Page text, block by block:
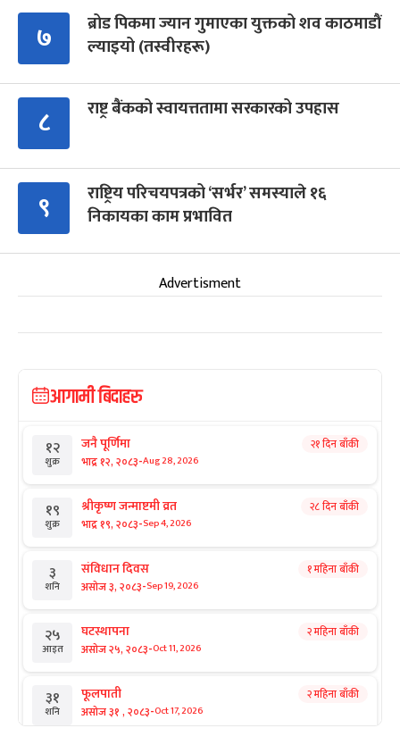
७
ब्रोड पिकमा ज्यान गुमाएका युक्तको शव काठमाडौं
ल्याइयो (तस्वीरहरू)
८ राष्ट्र बैंकको स्वायत्ततामा सरकारको उपहास
९
राष्ट्रिय परिचयपत्रको ‘सर्भर’ समस्याले १६
निकायका काम प्रभावित
Advertisment
आगामी बिदाहरु
१२
शुक्र
जनै पूर्णिमा
भाद्र १२, २०८३-Aug 28, 2026
२१ दिन बाँकी
१९
शुक्र
श्रीकृष्ण जन्माष्टमी व्रत
भाद्र १९, २०८३-Sep 4, 2026
२८ दिन बाँकी
३
शनि
संविधान दिवस
असोज ३, २०८३-Sep 19, 2026
१ महिना बाँकी
२५
आइत
घटस्थापना
असोज २५, २०८३-Oct 11, 2026
२ महिना बाँकी
३१
शनि
फूलपाती
असोज ३१ , २०८३-Oct 17, 2026
२ महिना बाँकी